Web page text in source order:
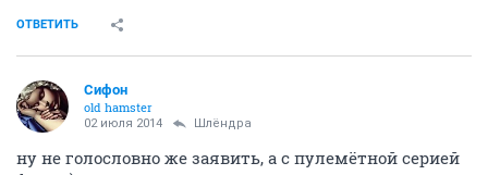
ОТВЕТИТЬ
Сифон
old hamster
02 июля 2014 Шлёндра
ну не голословно же заявить, а с пулемётной серией